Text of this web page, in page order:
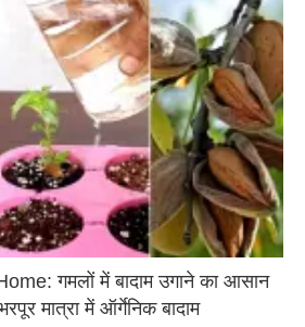
गमलों में बादाम उगाने का आसान
मात्रा में ऑर्गेनिक बादाम